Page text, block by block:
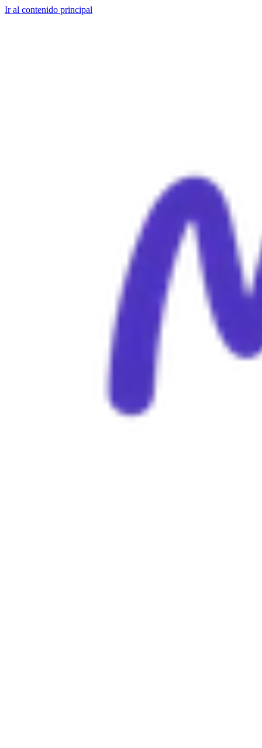
Ir al contenido principal